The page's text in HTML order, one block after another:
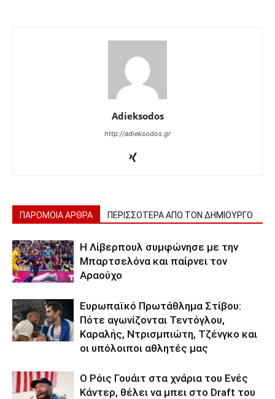
Adieksodos
http://adieksodos.gr
ΠΑΡΟΜΟΙΑ ΑΡΘΡΑ ΠΕΡΙΣΣΟΤΕΡΑ ΑΠΟ ΤΟΝ ΔΗΜΙΟΥΡΓΟ
Η Λίβερπουλ συμφώνησε με την
Μπαρτσελόνα και παίρνει τον
Αραούχο
Ευρωπαϊκό Πρωτάθλημα Στίβου:
Πότε αγωνίζονται Τεντόγλου,
Καραλής, Ντρισμπιώτη, Τζένγκο και
οι υπόλοιποι αθλητές μας
Ο Ρόις Γουάιτ στα χνάρια του Ενές
Κάντερ, θέλει να μπει στο Draft του